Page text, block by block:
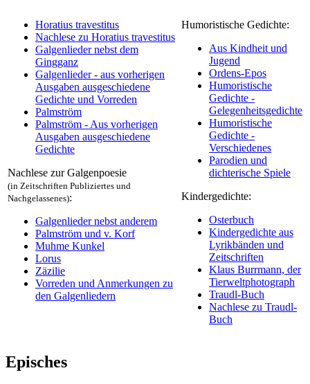
Horatius travestitus
Nachlese zu Horatius travestitus
Galgenlieder nebst dem
Gingganz
Galgenlieder - aus vorherigen
Ausgaben ausgeschiedene
Gedichte und Vorreden
Palmström
Palmström - Aus vorherigen
Ausgaben ausgeschiedene
Gedichte
Nachlese zur Galgenpoesie
(in Zeitschriften Publiziertes und
Nachgelassenes):
Galgenlieder nebst anderem
Palmström und v. Korf
Muhme Kunkel
Lorus
Zäzilie
Vorreden und Anmerkungen zu
den Galgenliedern
Humoristische Gedichte:
Aus Kindheit und
Jugend
Ordens-Epos
Humoristische
Gedichte -
Gelegenheitsgedichte
Humoristische
Gedichte -
Verschiedenes
Parodien und
dichterische Spiele
Kindergedichte:
Osterbuch
Kindergedichte aus
Lyrikbänden und
Zeitschriften
Klaus Burrmann, der
Tierweltphotograph
Traudl-Buch
Nachlese zu Traudl-
Buch
Episches